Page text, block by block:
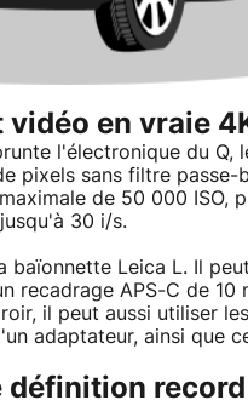
vidéo en vraie
l'électronique du
pixels sans filtre
de 50 000 ISO,
30 i/s.
baïonnette Leica L. Il
recadrage APS-C de
il peut aussi utiliser
adaptateur, ainsi que
définition record